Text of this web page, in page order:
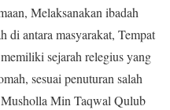
Melaksanakan ibadah
di antara masyarakat, Tempat
sejarah relegius yang
sesuai penuturan salah
Min Taqwal Qulub